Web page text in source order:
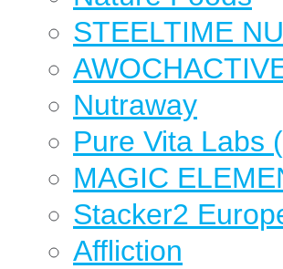
STEELTIME
Nutraway
Pure Vita Labs
MAGIC
Stacker2
Affliction